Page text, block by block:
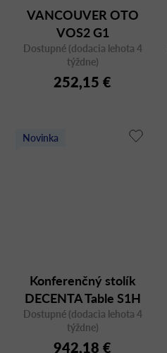
VANCOUVER OTO
VOS2 G1
Dostupné (dodacia lehota 4
týždne)
252,15 €
Novinka
Konferenčný stolík
DECENTA Table S1H
Dostupné (dodacia lehota 4
týždne)
942,18 €